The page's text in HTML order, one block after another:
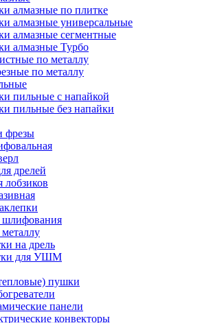
алмазные по плитке
алмазные универсальные
алмазные сегментные
алмазные Турбо
по металлу
по металлу
пильные с напайкой
пильные без напайки
фрезы
дрелей
лобзиков
шлифования
на дрель
для УШМ
пушки
панели
конвекторы